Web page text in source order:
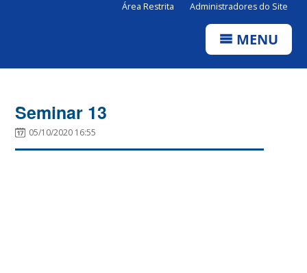
Área Restrita Administradores do Site
MENU
Seminar 13
05/10/2020 16:55